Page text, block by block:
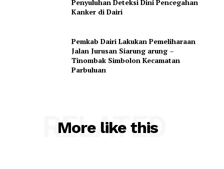
Penyuluhan Deteksi Dini Pencegahan
Kanker di Dairi
Pemkab Dairi Lakukan Pemeliharaan
Jalan Jurusan Siarung arung –
Tinombak Simbolon Kecamatan
Parbuluan
More like this
RELATED